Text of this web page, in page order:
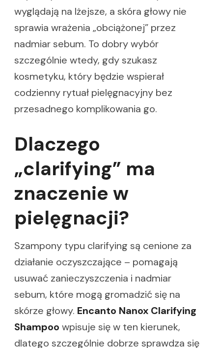
wyglądają na lżejsze, a skóra głowy nie
sprawia wrażenia „obciążonej” przez
nadmiar sebum. To dobry wybór
szczególnie wtedy, gdy szukasz
kosmetyku, który będzie wspierał
codzienny rytuał pielęgnacyjny bez
przesadnego komplikowania go.
Dlaczego
„clarifying” ma
znaczenie w
pielęgnacji?
Szampony typu clarifying są cenione za
działanie oczyszczające – pomagają
usuwać zanieczyszczenia i nadmiar
sebum, które mogą gromadzić się na
skórze głowy. Encanto Nanox Clarifying
Shampoo wpisuje się w ten kierunek,
dlatego szczególnie dobrze sprawdza się